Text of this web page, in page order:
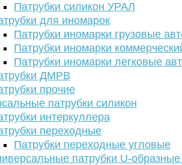
Патрубки силикон УРАЛ
для иномарок
Патрубки иномарки грузовые
Патрубки иномарки
Патрубки иномарки легковые
ДМРВ
прочие
патрубки силикон
интеркуллера
переходные
Патрубки переходные угловые
патрубки U-